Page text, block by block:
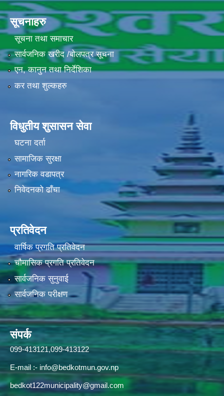
सूचनाहरु
सूचना तथा समाचार
सार्वजनिक खरीद /बोलपत्र सूचना
एन, कानुन तथा निर्देशिका
कर तथा शुल्कहरु
विधुतीय शुसासन सेवा
घटना दर्ता
सामाजिक सुरक्षा
नागरिक वडापत्र
निवेदनको ढाँचा
प्रतिवेदन
वार्षिक प्रगति प्रतिवेदन
चौमासिक प्रगति प्रतिवेदन
सार्वजनिक सुनुवाई
सार्वजनिक परीक्षण
संपर्क
099-413121,099-413122
E-mail :- info@bedkotmun.gov.np
bedkot122municipality@gmail.com